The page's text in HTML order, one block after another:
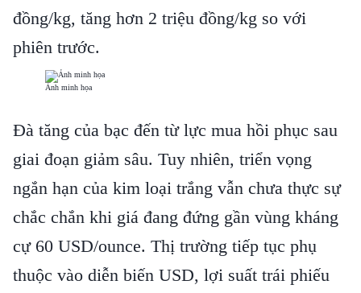
đồng/kg, tăng hơn 2 triệu đồng/kg so với
phiên trước.
Ảnh minh họa
Đà tăng của bạc đến từ lực mua hồi phục sau
giai đoạn giảm sâu. Tuy nhiên, triển vọng
ngắn hạn của kim loại trắng vẫn chưa thực sự
chắc chắn khi giá đang đứng gần vùng kháng
cự 60 USD/ounce. Thị trường tiếp tục phụ
thuộc vào diễn biến USD, lợi suất trái phiếu